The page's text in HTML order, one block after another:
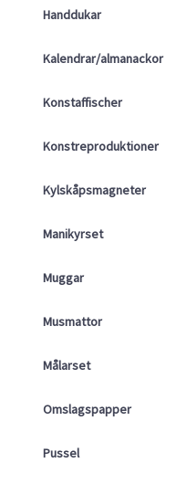
Handdukar
Kalendrar/almanackor
Konstaffischer
Konstreproduktioner
Kylskåpsmagneter
Manikyrset
Muggar
Musmattor
Målarset
Omslagspapper
Pussel